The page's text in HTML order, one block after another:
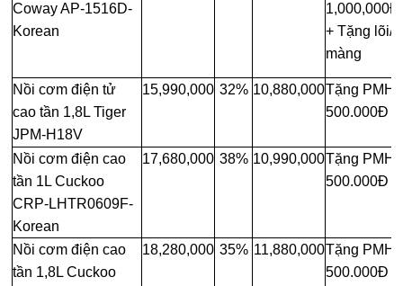
Coway AP-1516D-
Korean
1,000,000Đ
+ Tặng lõi/
màng
Nồi cơm điện tử
cao tần 1,8L Tiger
JPM-H18V
15,990,000 32% 10,880,000Tặng PMH
500.000Đ
Nồi cơm điện cao
tần 1L Cuckoo
CRP-LHTR0609F-
Korean
17,680,000 38% 10,990,000Tặng PMH
500.000Đ
Nồi cơm điện cao
tần 1,8L Cuckoo
18,280,000 35% 11,880,000Tặng PMH
500.000Đ